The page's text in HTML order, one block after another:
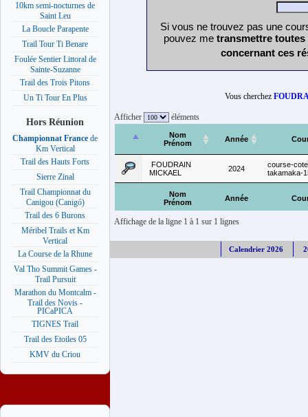
10km semi-nocturnes de
Saint Leu
La Boucle Parapente
Trail Tour Ti Benare
Foulée Sentier Littoral de
Sainte-Suzanne
Trail des Trois Pitons
Un Ti Tour En Plus
Hors Réunion
Championnat France de
Km Vertical
Trail des Hauts Forts
Sierre Zinal
Trail Championnat du
Canigou (Canigó)
Trail des 6 Burons
Méribel Trails et Km
Vertical
La Course de la Rhune
Val Tho Summit Games -
Trail Pursuit
Marathon du Montcalm -
Trail des Novis -
PICaPICA
TIGNES Trail
Trail des Etoiles 05
KMV du Criou
Si vous ne trouvez pas une
pouvez me transmettre
concernant ces
Vous cherchez
Afficher éléments
Nom
Prénom
Année
Nom
Prénom
Année
FOUDRAIN
MICKAEL
2024
course-
takamaka-
Affichage de la ligne 1 à 1 sur 1 lignes
Calendrier 2026